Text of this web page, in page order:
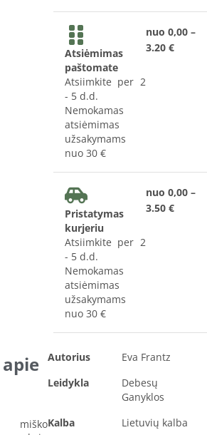
Atsiėmimas
paštomate
Atsiimkite per 2
- 5 d.d.
Nemokamas
atsiėmimas
užsakymams
nuo 30 €
nuo 0,00 –
3.20 €
Pristatymas
kurjeriu
Atsiimkite per 2
- 5 d.d.
Nemokamas
atsiėmimas
užsakymams
nuo 30 €
nuo 0,00 –
3.50 €
miško
Autorius
Eva Frantz
Leidykla
Debesų
Ganyklos
Kalba
Lietuvių kalba